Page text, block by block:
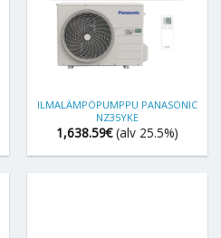
ILMALÄMPÖPUMPPU PANASONIC
NZ35YKE
1,638.59€ (alv 25.5%)